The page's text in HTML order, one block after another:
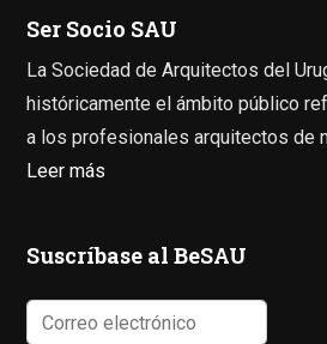
Ser Socio SAU
La Sociedad de Arquitectos del
históricamente el ámbito público
a los profesionales arquitectos de
Leer más
Suscríbase al BeSAU